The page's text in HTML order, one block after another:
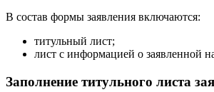
В состав формы заявления включаются:
титульный лист;
лист с информацией о заявленной
Заполнение титульного листа